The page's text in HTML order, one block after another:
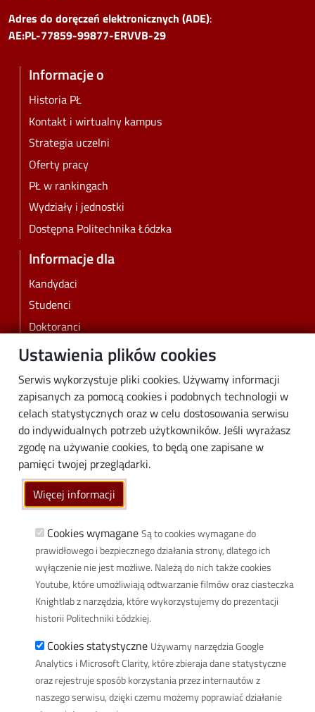
Ustawienia plików cookies
Serwis wykorzystuje pliki cookies. Używamy informacji
zapisanych za pomocą cookies i podobnych technologii w
celach statystycznych oraz w celu dostosowania serwisu
do indywidualnych potrzeb użytkowników. Jeśli wyrażasz
zgodę na używanie cookies, to będą one zapisane w
pamięci twojej przeglądarki.
Więcej informacji
Cookies wymagane Są to cookies wymagane do
prawidłowego i bezpiecznego działania strony, dlatego ich
wyłączenie nie jest możliwe. Należą do nich także cookies
Youtube, które umożliwiają odtwarzanie filmów oraz ciasteczka
Knightlab z narzędzia, które wykorzystujemy do prezentacji
historii Politechniki Łódzkiej.
Cookies statystyczne Używamy narzędzia Google
Analytics i Microsoft Clarity, które zbieraja dane statystyczne
oraz rejestruje sposób korzystania przez internautów z
naszego serwisu, dzięki czemu możemy poprawiać działanie
Adres do doręczeń elektronicznych (ADE):
AE:PL-77859-99877-ERVVB-29
Informacje o
Historia PŁ
Kontakt i wirtualny kampus
Strategia uczelni
Oferty pracy
PŁ w rankingach
Wydziały i jednostki
Dostępna Politechnika Łódzka
Informacje dla
Kandydaci
Studenci
Doktoranci
Pracownicy
Biznes
Media
Społeczność lokalna
Linki
Wikamp
Poczta elektroniczna
Biblioteka PŁ
Dyscypliny naukowe w PŁ
Inicjatywa Doskonałości Uczelnia Badawcza
BIP
Klauzula RODO
Polityka prywatności
Deklaracja dostępności cyfrowej
Informacja o PŁ w Polskim Języku Migowym
Newsletter